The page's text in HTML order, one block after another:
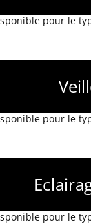
pour le
pour le
pour le